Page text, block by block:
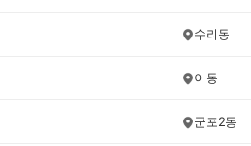
수리동
이동
군포2동